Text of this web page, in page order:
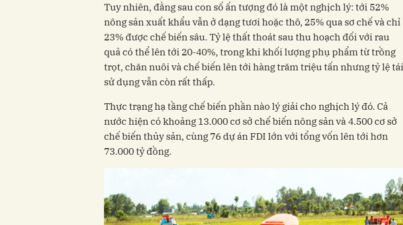
Tuy nhiên, đằng sau con số ấn tượng đó là một nghịch lý: tới 52%
nông sản xuất khẩu vẫn ở dạng tươi hoặc thô, 25% qua sơ chế và chỉ
23% được chế biến sâu. Tỷ lệ thất thoát sau thu hoạch đối với rau
quả có thể lên tới 20-40%, trong khi khối lượng phụ phẩm từ trồng
trọt, chăn nuôi và chế biến lên tới hàng trăm triệu tấn nhưng tỷ lệ tái
sử dụng vẫn còn rất thấp.
Thực trạng hạ tầng chế biến phần nào lý giải cho nghịch lý đó. Cả
nước hiện có khoảng 13.000 cơ sở chế biến nông sản và 4.500 cơ sở
chế biến thủy sản, cùng 76 dự án FDI lớn với tổng vốn lên tới hơn
73.000 tỷ đồng.